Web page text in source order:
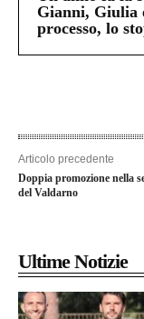
Gianni, Giulia
processo, lo
Articolo precedente
Doppia promozione nella
del Valdarno
Ultime Notizie